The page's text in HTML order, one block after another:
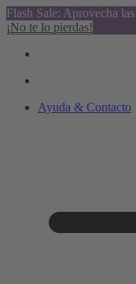
Flash Sale: Aprovecha
¡No te lo pierdas!
Ayuda & Contacto